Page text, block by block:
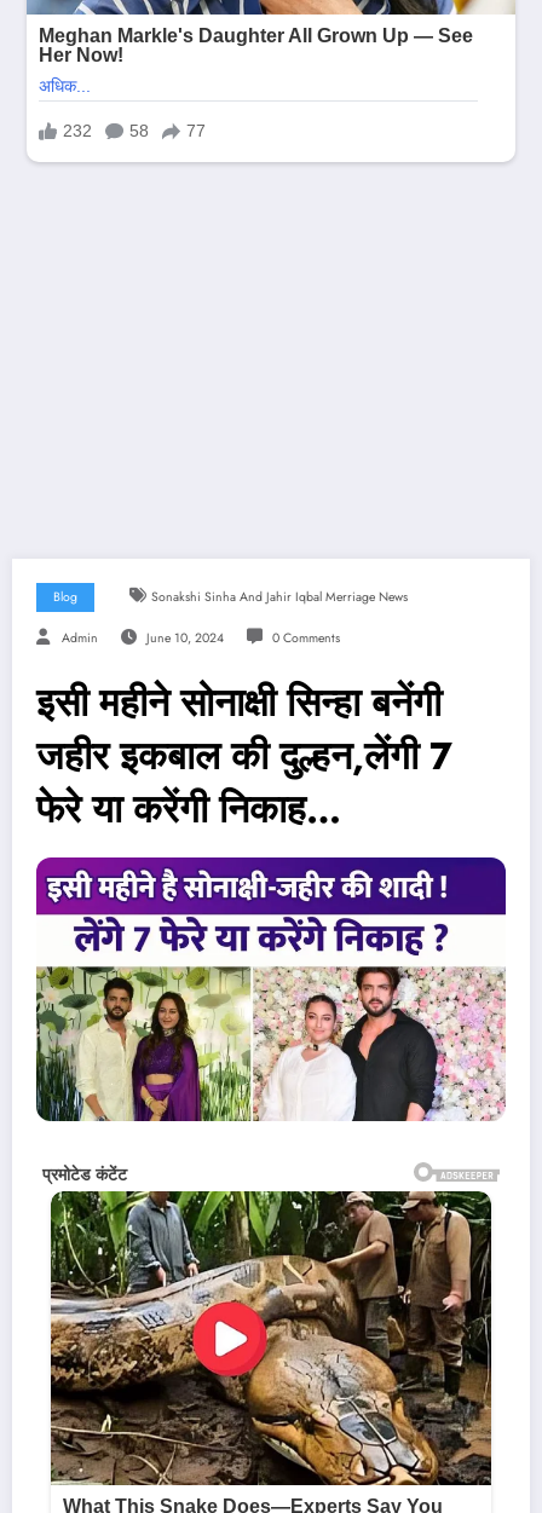
Blog Sonakshi Sinha And Jahir Iqbal Merriage News
Admin June 10, 2024 0 Comments
इसी महीने सोनाक्षी सिन्हा बनेंगी
जहीर इकबाल की दुल्हन,लेंगी 7
फेरे या करेंगी निकाह…